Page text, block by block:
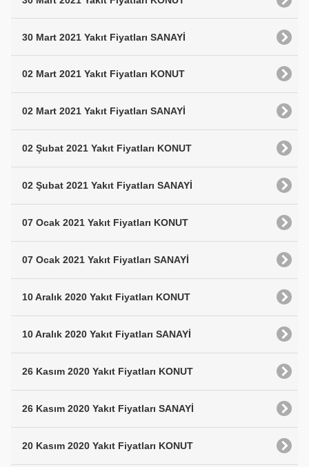
30 Mart 2021 Yakıt Fiyatları SANAYİ
02 Mart 2021 Yakıt Fiyatları KONUT
02 Mart 2021 Yakıt Fiyatları SANAYİ
02 Şubat 2021 Yakıt Fiyatları KONUT
02 Şubat 2021 Yakıt Fiyatları SANAYİ
07 Ocak 2021 Yakıt Fiyatları KONUT
07 Ocak 2021 Yakıt Fiyatları SANAYİ
10 Aralık 2020 Yakıt Fiyatları KONUT
10 Aralık 2020 Yakıt Fiyatları SANAYİ
26 Kasım 2020 Yakıt Fiyatları KONUT
26 Kasım 2020 Yakıt Fiyatları SANAYİ
20 Kasım 2020 Yakıt Fiyatları KONUT